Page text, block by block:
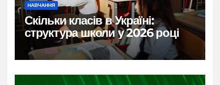
НАВЧАННЯ
Скільки класів в Україні:
структура школи у 2026 році